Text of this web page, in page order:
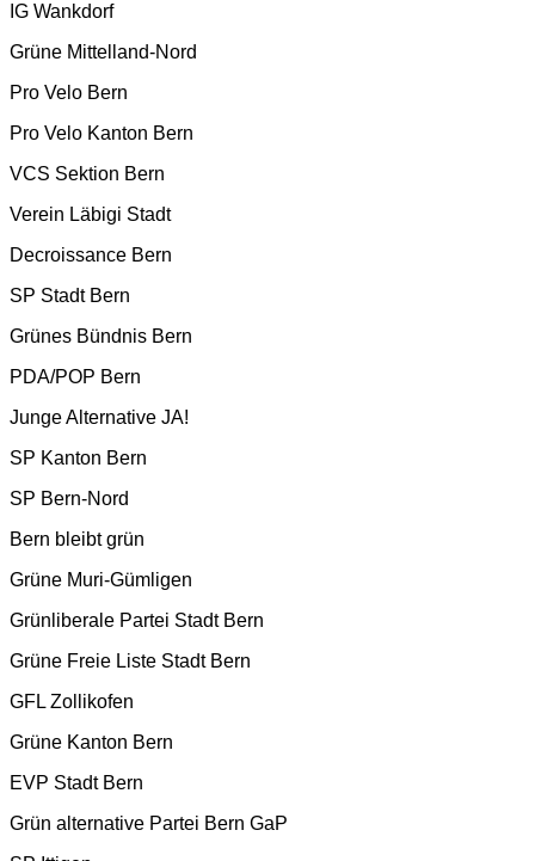
IG Wankdorf
Grüne Mittelland-Nord
Pro Velo Bern
Pro Velo Kanton Bern
VCS Sektion Bern
Verein Läbigi Stadt
Decroissance Bern
SP Stadt Bern
Grünes Bündnis Bern
PDA/POP Bern
Junge Alternative JA!
SP Kanton Bern
SP Bern-Nord
Bern bleibt grün
Grüne Muri-Gümligen
Grünliberale Partei Stadt Bern
Grüne Freie Liste Stadt Bern
GFL Zollikofen
Grüne Kanton Bern
EVP Stadt Bern
Grün alternative Partei Bern GaP